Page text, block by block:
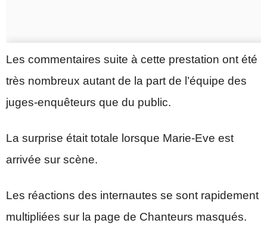
Les commentaires suite à cette prestation ont été
très nombreux autant de la part de l’équipe des
juges-enquêteurs que du public.
La surprise était totale lorsque Marie-Eve est
arrivée sur scène.
Les réactions des internautes se sont rapidement
multipliées sur la page de Chanteurs masqués.